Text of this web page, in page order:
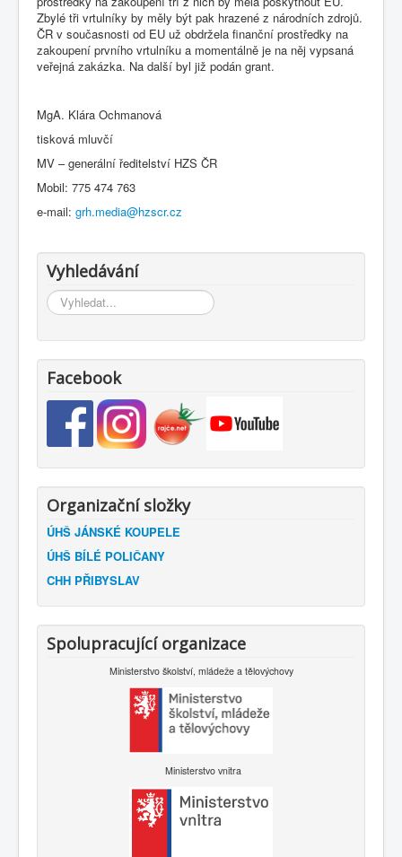
Zbylé tři vrtulníky by měly být pak hrazené z národních zdrojů.
ČR v současnosti od EU už obdržela finanční prostředky na
zakoupení prvního vrtulníku a momentálně je na něj vypsaná
veřejná zakázka. Na další byl již podán grant.
MgA. Klára Ochmanová
tisková mluvčí
MV – generální ředitelství HZS ČR
Mobil: 775 474 763
e-mail: grh.media@hzscr.cz
Vyhledávání
Vyhledávání...
Facebook
Organizační složky
ÚHŠ JÁNSKÉ KOUPELE
ÚHŠ BÍLÉ POLIČANY
CHH PŘIBYSLAV
Spolupracující organizace
Ministerstvo školství, mládeže a tělovýchovy
Ministerstvo vnitra